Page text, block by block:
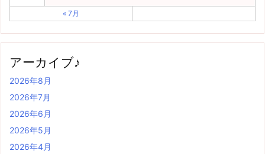
« 7月
アーカイブ♪
2026年8月
2026年7月
2026年6月
2026年5月
2026年4月